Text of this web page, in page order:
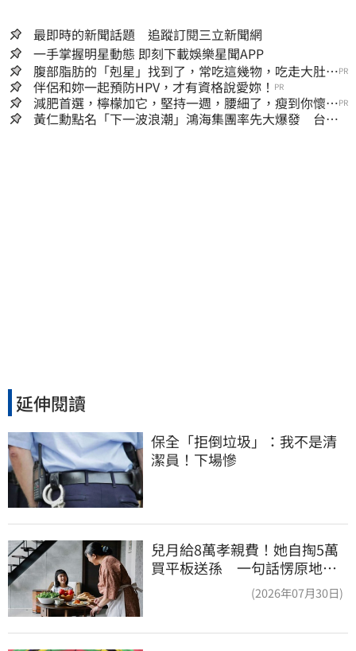
最即時的新聞話題 追蹤訂閱三立新聞網
一手掌握明星動態 即刻下載娛樂星聞APP
腹部脂肪的「剋星」找到了，常吃這幾物，吃走大肚
囊，瘦出小蠻腰
PR
伴侶和妳一起預防HPV，才有資格說愛妳！ PR
減肥首選，檸檬加它，堅持一週，腰細了，瘦到你懷疑
人生
PR
黃仁勳點名「下一波浪潮」鴻海集團率先大爆發 台股
延伸閱讀
保全「拒倒垃圾」：我不是清
潔員！下場慘
兒月給8萬孝親費！她自掏5萬
買平板送孫 一句話愣原地
(2026年07月30日)